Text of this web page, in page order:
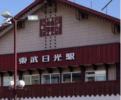
のスペシャリティコーヒー
自然茶寮 廻」
前食べ歩きで決まり！